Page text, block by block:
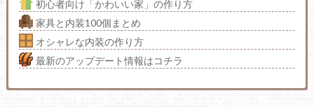
初心者向け「かわいい家」の作り方
家具と内装100個まとめ
オシャレな内装の作り方
最新のアップデート情報はコチラ